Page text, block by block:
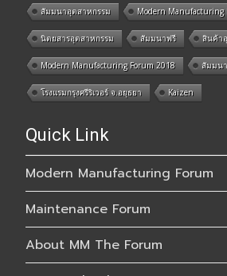
สัมมนาอุตสาหกรรม Modern Manufacturing
นิตยสารอุตสาหกรรม สัมมนาฟรี สินค้า
Modern Manufacturing Forum 2018 สัมมนา
โรงแรมกรุงศรีริเวอร์ จ.อยุธยา Kaizen
Quick Link
Modern Manufacturing Forum
Maintenance Forum
About MM The Forum